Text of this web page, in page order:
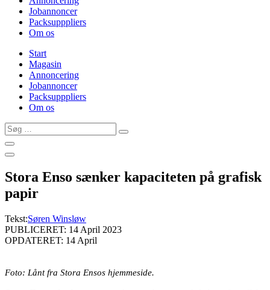
Jobannoncer
Packsupppliers
Om os
Start
Magasin
Annoncering
Jobannoncer
Packsupppliers
Om os
Søg
…
Stora Enso sænker kapaciteten på grafisk
papir
Tekst:Søren Winsløw
PUBLICERET: 14 April 2023
OPDATERET: 14 April
Foto: Lånt fra Stora Ensos hjemmeside.